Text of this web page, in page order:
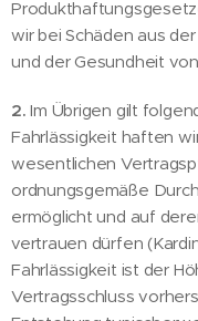
wir bei Schäden aus
und der Gesundheit
2. Im Übrigen gilt
Fahrlässigkeit haften
wesentlichen
ordnungsgemäße
ermöglicht und auf
vertrauen dürfen
Fahrlässigkeit ist der
Vertragsschluss